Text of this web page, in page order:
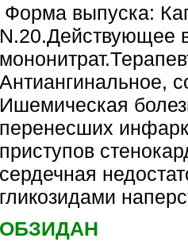
Форма выпуска:
N.20.Действующее
Антиангинальное,
Ишемическая
перенесших
приступов
сердечная
гликозидами
ОБЗИДАН